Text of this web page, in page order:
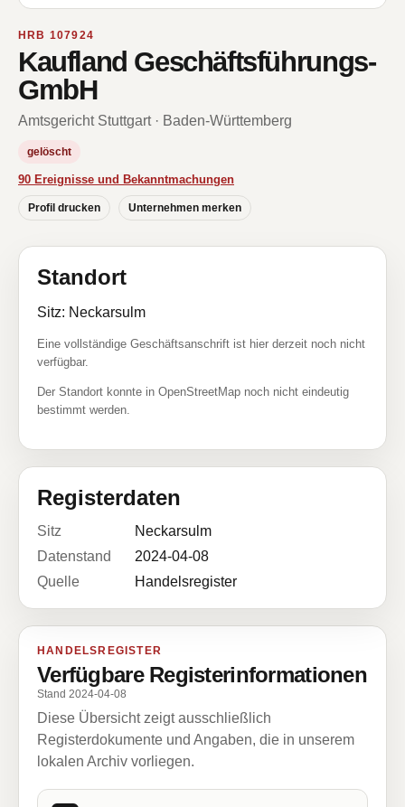
HRB 107924
Kaufland Geschäftsführungs-
GmbH
Amtsgericht Stuttgart · Baden-Württemberg
gelöscht
90 Ereignisse und Bekanntmachungen
Profil drucken Unternehmen merken
Standort
Sitz: Neckarsulm
Eine vollständige Geschäftsanschrift ist hier derzeit noch nicht
verfügbar.
Der Standort konnte in OpenStreetMap noch nicht eindeutig
bestimmt werden.
Registerdaten
Sitz
Neckarsulm
Datenstand
2024-04-08
Quelle
Handelsregister
HANDELSREGISTER
Verfügbare Registerinformationen
Stand 2024-04-08
Diese Übersicht zeigt ausschließlich
Registerdokumente und Angaben, die in unserem
lokalen Archiv vorliegen.